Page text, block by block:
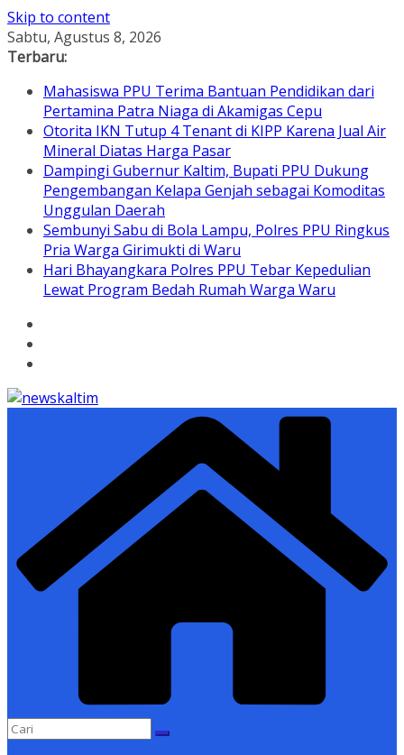
Skip to content
Sabtu, Agustus 8, 2026
Terbaru:
Mahasiswa PPU Terima Bantuan Pendidikan dari
Pertamina Patra Niaga di Akamigas Cepu
Otorita IKN Tutup 4 Tenant di KIPP Karena Jual Air
Mineral Diatas Harga Pasar
Dampingi Gubernur Kaltim, Bupati PPU Dukung
Pengembangan Kelapa Genjah sebagai Komoditas
Unggulan Daerah
Sembunyi Sabu di Bola Lampu, Polres PPU Ringkus
Pria Warga Girimukti di Waru
Hari Bhayangkara Polres PPU Tebar Kepedulian
Lewat Program Bedah Rumah Warga Waru